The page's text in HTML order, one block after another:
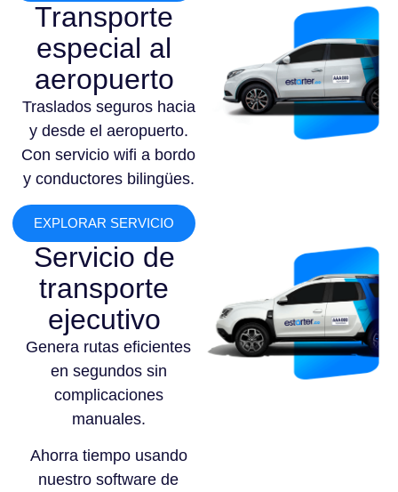
Transporte
especial al
aeropuerto
Traslados seguros hacia
y desde el aeropuerto.
Con servicio wifi a bordo
y conductores bilingües.
EXPLORAR SERVICIO
Servicio de
transporte
ejecutivo
Genera rutas eficientes
en segundos sin
complicaciones
manuales.
Ahorra tiempo usando
nuestro software de